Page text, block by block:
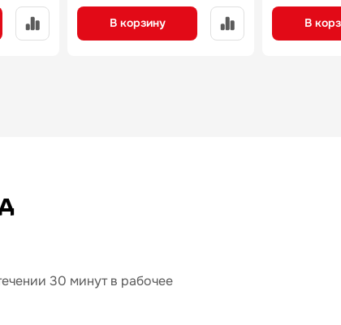
В корзину В
30 минут в рабочее